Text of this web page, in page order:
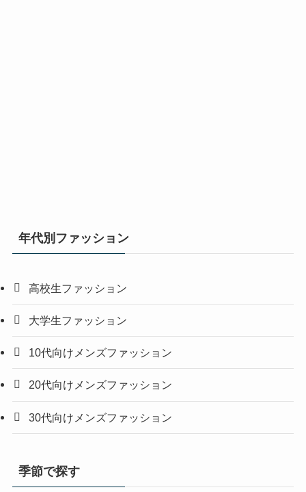
年代別ファッション
高校生ファッション
大学生ファッション
10代向けメンズファッション
20代向けメンズファッション
30代向けメンズファッション
季節で探す